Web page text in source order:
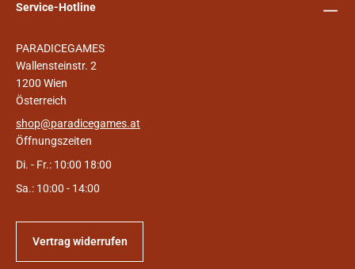
Service-Hotline
PARADICEGAMES
Wallensteinstr. 2
1200 Wien
Österreich
shop@paradicegames.at
Öffnungszeiten
Di. - Fr.: 10:00 18:00
Sa.: 10:00 - 14:00
Vertrag widerrufen